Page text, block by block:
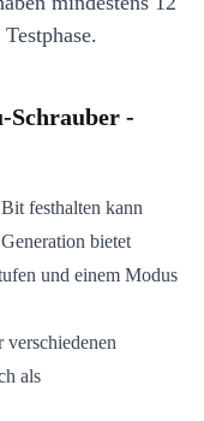
Schrauber -
festhalten kann
bietet
und einem Modus
als